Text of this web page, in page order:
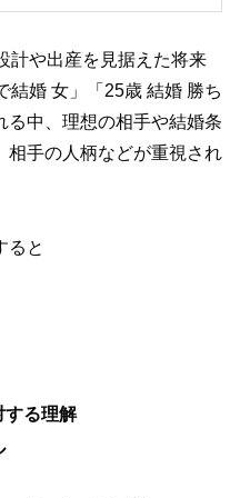
計や出産を見据えた将来
結婚 女」「25歳 結婚 勝ち
る中、理想の相手や結婚条
相手の人柄などが重視され
ると
する理解